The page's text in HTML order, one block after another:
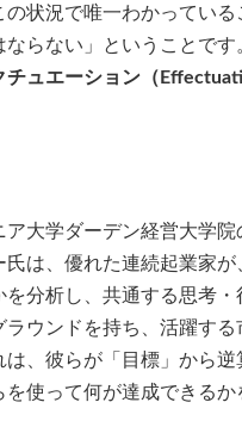
状況で唯一わかってい
らない」ということで
チュエーション（
大学ダーデン経営大学
は、優れた連続起業家
分析し、共通する思考
ウンドを持ち、活躍す
、彼らが「目標」から
使って何が達成できるか